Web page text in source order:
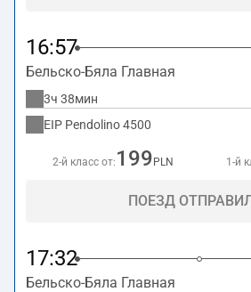
16:57
Бельско-Бяла Главная
3ч 38мин
EIP Pendolino4500
2-й класс от: 199 PLN 1-й
ПОЕЗД
17:32
Бельско-Бяла Главная